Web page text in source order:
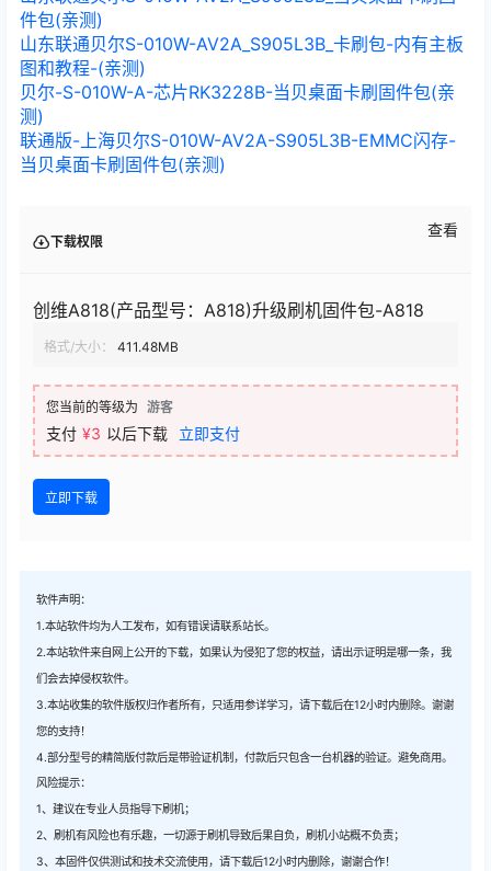
件包(亲测)
山东联通贝尔S-010W-AV2A_S905L3B_卡刷包-内有主板
图和教程-(亲测)
贝尔-S-010W-A-芯片RK3228B-当贝桌面卡刷固件包(亲
测)
联通版-上海贝尔S-010W-AV2A-S905L3B-EMMC闪存-
当贝桌面卡刷固件包(亲测)
下载权限
查看
创维A818(产品型号：A818)升级刷机固件包-A818
格式/大小： 411.48MB
您当前的等级为 游客
支付 ¥3 以后下载 立即支付
立即下载
软件声明：
1.本站软件均为人工发布，如有错误请联系站长。
2.本站软件来自网上公开的下载，如果认为侵犯了您的权益，请出示证明是哪一条，我
们会去掉侵权软件。
3.本站收集的软件版权归作者所有，只适用参详学习，请下载后在12小时内删除。谢谢
您的支持！
4.部分型号的精简版付款后是带验证机制，付款后只包含一台机器的验证。避免商用。
风险提示：
1、建议在专业人员指导下刷机；
2、刷机有风险也有乐趣，一切源于刷机导致后果自负，刷机小站概不负责；
3、本固件仅供测试和技术交流使用，请下载后12小时内删除，谢谢合作！